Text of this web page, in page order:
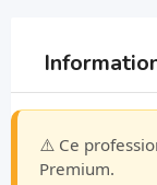
⚠️ Ce
Premium.